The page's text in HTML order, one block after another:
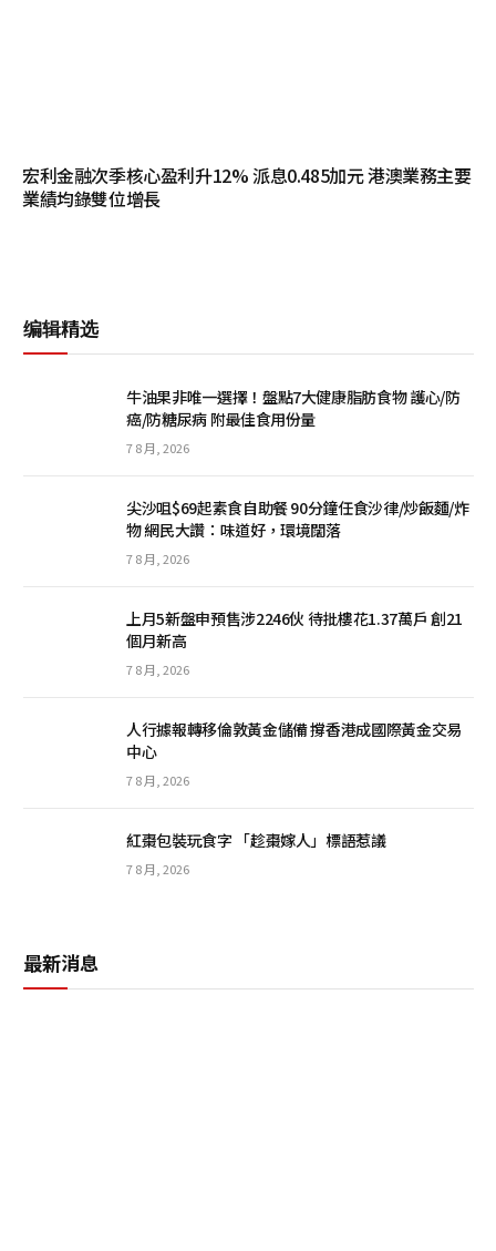
宏利金融次季核心盈利升12% 派息0.485加元 港澳業務主要
業績均錄雙位增長
编辑精选
牛油果非唯一選擇！盤點7大健康脂肪食物 護心/防
癌/防糖尿病 附最佳食用份量
7 8 月, 2026
尖沙咀$69起素食自助餐 90分鐘任食沙律/炒飯麵/炸
物 網民大讚：味道好，環境闊落
7 8 月, 2026
上月5新盤申預售涉2246伙 待批樓花1.37萬戶 創21
個月新高
7 8 月, 2026
人行據報轉移倫敦黃金儲備 撐香港成國際黃金交易
中心
7 8 月, 2026
紅棗包裝玩食字 「趁棗嫁人」標語惹議
7 8 月, 2026
最新消息